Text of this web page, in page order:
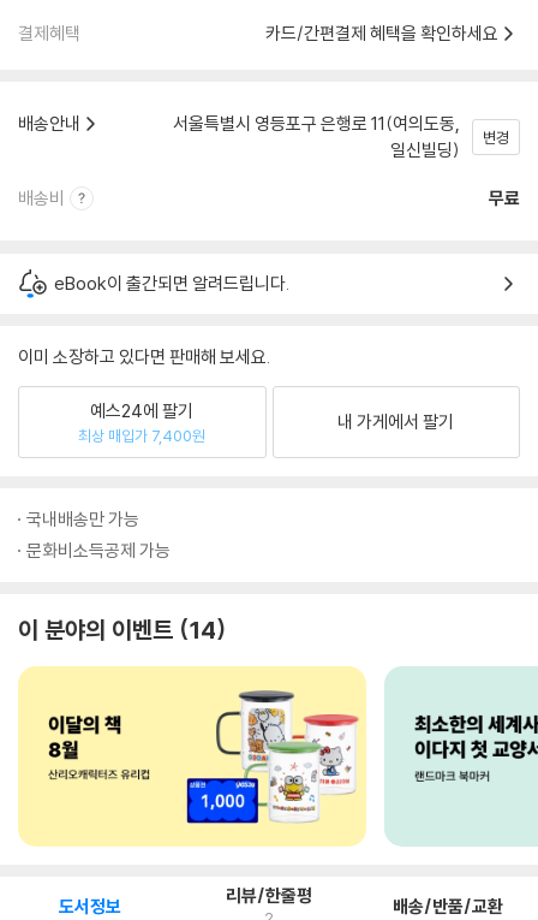
결제혜택 카드/간편결제 혜택을 확인하세요
배송안내
서울특별시 영등포구 은행로 11(여의도동,
일신빌딩)
변경
배송비 무료
eBook이 출간되면 알려드립니다.
이미 소장하고 있다면 판매해 보세요.
예스24에 팔기
최상 매입가 7,400원
내 가게에서 팔기
국내배송만 가능
문화비소득공제 가능
이 분야의 이벤트 14
도서정보 리뷰/한줄평 배송/반품/교환